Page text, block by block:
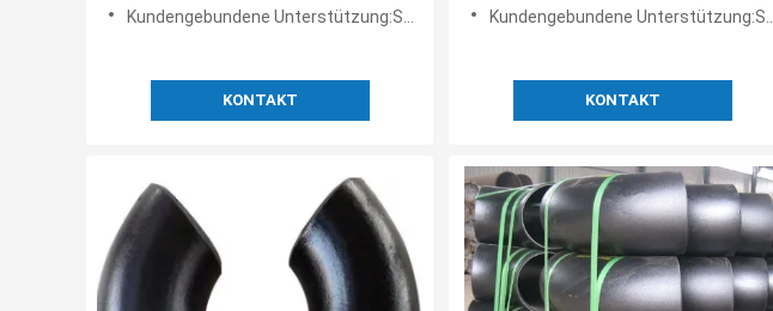
Kundengebundene Unterstützung:Soem
KONTAKT
Kundengebundene Unterstützung:Soem
KONTAKT